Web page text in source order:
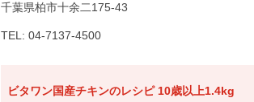
千葉県柏市十余二175-43
TEL: 04-7137-4500
ビタワン国産チキンのレシピ 10歳以上1.4kg